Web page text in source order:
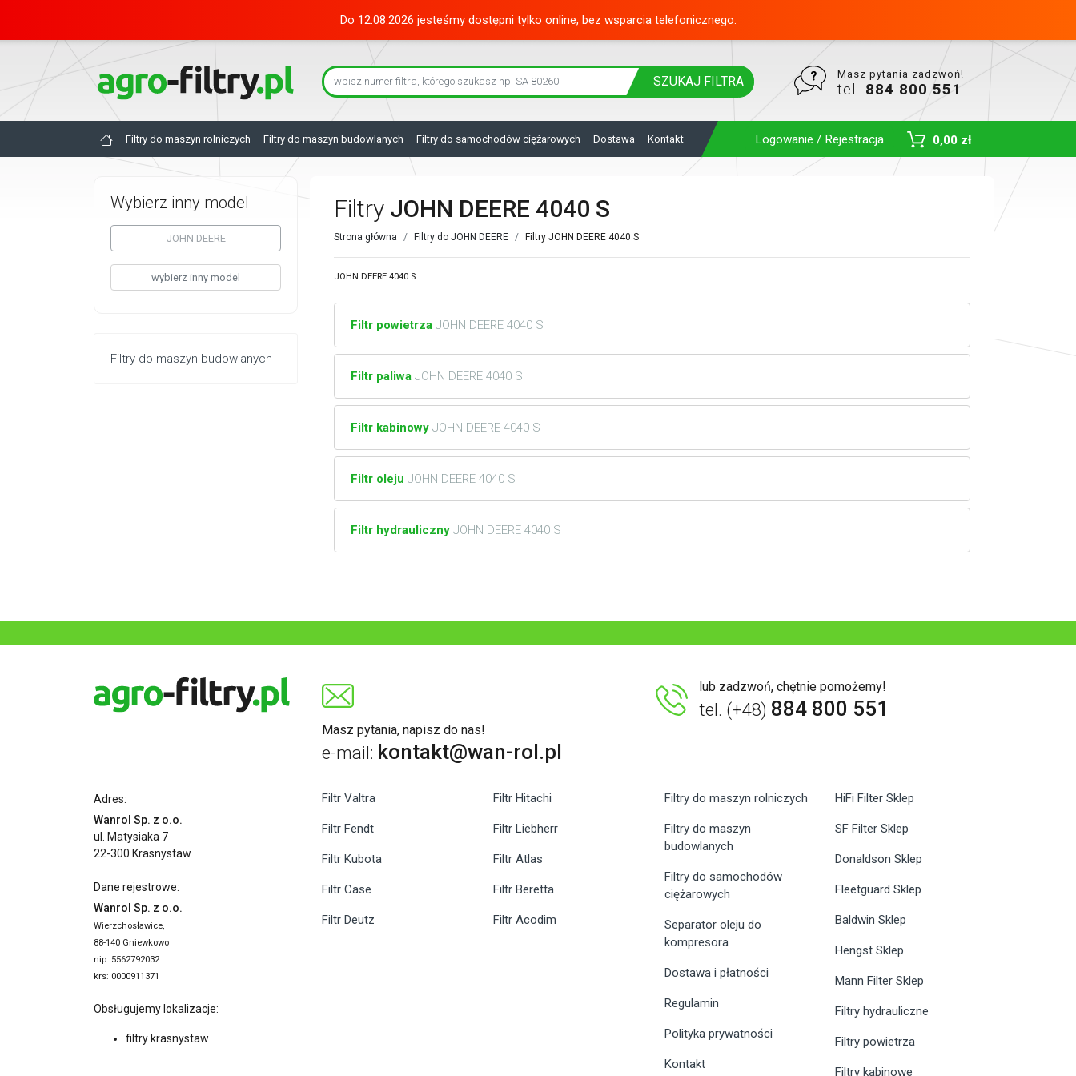
Do 12.08.2026 jesteśmy dostępni tylko online, bez wsparcia telefonicznego.
SZUKAJ FILTRA Masz pytania zadzwoń!
tel. 884 800 551
Filtry do maszyn rolniczych Filtry do maszyn budowlanych Filtry do samochodów ciężarowych Dostawa Kontakt Logowanie / Rejestracja 0,00 zł
Toggle Dropdown
Wybierz inny model
JOHN DEERE
wybierz inny model
Filtry do maszyn budowlanych
Filtry JOHN DEERE 4040 S
Strona główna Filtry do JOHN DEERE Filtry JOHN DEERE 4040 S
JOHN DEERE 4040 S
Filtr powietrza JOHN DEERE 4040 S
Filtr paliwa JOHN DEERE 4040 S
Filtr kabinowy JOHN DEERE 4040 S
Filtr oleju JOHN DEERE 4040 S
Filtr hydrauliczny JOHN DEERE 4040 S
Masz pytania, napisz do nas!
e-mail: kontakt@wan-rol.pl
lub zadzwoń, chętnie pomożemy!
tel. (+48) 884 800 551
Adres:
Wanrol Sp. z o.o.
ul. Matysiaka 7
22-300 Krasnystaw
Dane rejestrowe:
Wanrol Sp. z o.o.
Wierzchosławice,
88-140 Gniewkowo
nip: 5562792032
krs: 0000911371
Obsługujemy lokalizacje:
filtry krasnystaw
Filtr Valtra
Filtr Fendt
Filtr Kubota
Filtr Case
Filtr Deutz
Filtr Hitachi
Filtr Liebherr
Filtr Atlas
Filtr Beretta
Filtr Acodim
Filtry do maszyn rolniczych
Filtry do maszyn
budowlanych
Filtry do samochodów
ciężarowych
Separator oleju do
kompresora
Dostawa i płatności
Regulamin
Polityka prywatności
Kontakt
HiFi Filter Sklep
SF Filter Sklep
Donaldson Sklep
Fleetguard Sklep
Baldwin Sklep
Hengst Sklep
Mann Filter Sklep
Filtry hydrauliczne
Filtry powietrza
Filtry kabinowe